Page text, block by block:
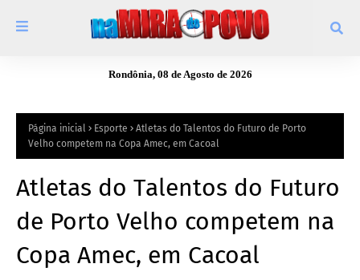
Rondônia, 08 de Agosto de 2026
Página inicial Esporte
Atletas do Talentos do Futuro de Porto
Velho competem na Copa Amec, em Cacoal
Atletas do Talentos do Futuro
de Porto Velho competem na
Copa Amec, em Cacoal